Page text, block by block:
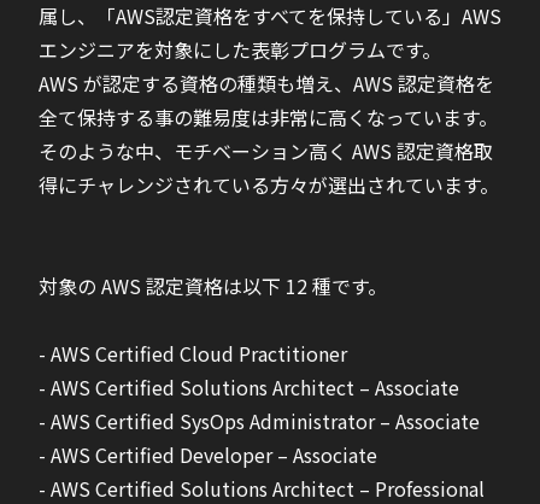
属し、「AWS認定資格をすべてを保持している」AWS
エンジニアを対象にした表彰プログラムです。
AWS が認定する資格の種類も増え、AWS 認定資格を
全て保持する事の難易度は非常に高くなっています。
そのような中、モチベーション高く AWS 認定資格取
得にチャレンジされている方々が選出されています。
対象の AWS 認定資格は以下 12 種です。
- AWS Certified Cloud Practitioner
- AWS Certified Solutions Architect – Associate
- AWS Certified SysOps Administrator – Associate
- AWS Certified Developer – Associate
- AWS Certified Solutions Architect – Professional